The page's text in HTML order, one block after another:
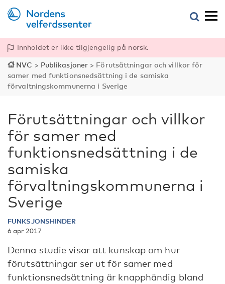
Innholdet er ikke tilgjengelig på norsk.
NVC > Publikasjoner > Förutsättningar och villkor för
samer med funktionsnedsättning i de samiska
förvaltningskommunerna i Sverige
Förutsättningar och villkor
för samer med
funktionsnedsättning i de
samiska
förvaltningskommunerna i
Sverige
FUNKSJONSHINDER
6 apr 2017
Denna studie visar att kunskap om hur
förutsättningar ser ut för samer med
funktionsnedsättning är knapphändig bland